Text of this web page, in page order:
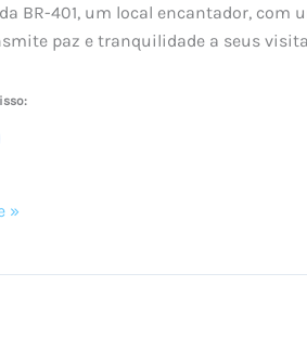
BR-401, um local encantador,
paz e tranquilidade a seus
»